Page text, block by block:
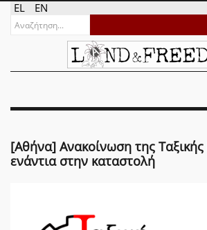
EL EN
[Αθήνα] Ανακοίνωση της
ενάντια στην καταστολή